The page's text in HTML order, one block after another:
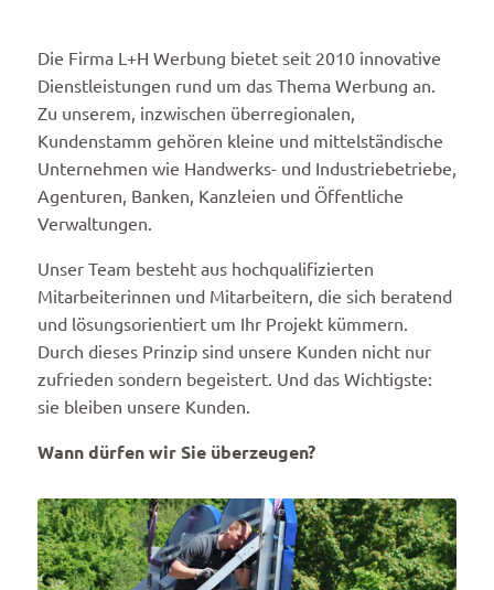
Die Firma L+H Werbung bietet seit 2010 innovative
Dienstleistungen rund um das Thema Werbung an.
Zu unserem, inzwischen überregionalen,
Kundenstamm gehören kleine und mittelständische
Unternehmen wie Handwerks- und Industriebetriebe,
Agenturen, Banken, Kanzleien und Öffentliche
Verwaltungen.
Unser Team besteht aus hochqualifizierten
Mitarbeiterinnen und Mitarbeitern, die sich beratend
und lösungsorientiert um Ihr Projekt kümmern.
Durch dieses Prinzip sind unsere Kunden nicht nur
zufrieden sondern begeistert. Und das Wichtigste:
sie bleiben unsere Kunden.
Wann dürfen wir Sie überzeugen?